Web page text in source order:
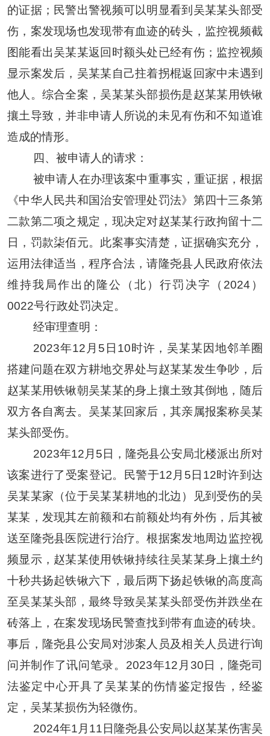
的证据；民警出警视频可以明显看到 吴某某头部受
伤，案发现场也发现带有血迹的砖头，监控视频截
图能看出吴某某返回时额头处已经有伤；监控视频
显示案发后， 吴某某自己拄着拐棍返回家中未遇到
他人。综合全案， 吴某某头部损伤是赵某某用铁锹
攘土导致，并非申请人所说的未见有伤和不知道谁
造成的情形。
四、被申请人的请求：
被申请人在办理该案中重事实，重证据，根据
《中华人民共和国治安管理处罚法》第四十三条第
二款第二项之规定，现决定对赵某某行政拘留十二
日，罚款柒佰元。此案事实清楚，证据确实充分，
运用法律适当，程序合法，请隆尧县人民政府依法
维持我局作出的隆公（北）行罚决字（ 2024）
0022号行政处罚决定。
经审理查明：
2023年12月5日10时许， 吴某某 因地邻羊圈
搭建问题在双方耕地交界处与赵某某发生争吵 ，后
赵某某用铁锹朝吴某某的身上攘土致其倒地，随后
双方各自离去。 吴某某回家后，其亲属报案称吴某
某头部受伤。
2023年12月5日，隆尧县公安局北楼派出所对
该案进行了受案登记。
民警于12月5日12时许到达
吴某某家（位于吴某某耕地的北边）见到受伤的吴
某某 ，发现其左前额和右前额处均有外伤，后其被
送至隆尧县医院进行治疗。根据案发地周边监控视
频显示， 赵某某使用铁锹持续往吴某某身上攘土约
十秒共扬起铁锹六下，最后两下扬起铁锹的高度高
至吴某某头部，最终导致吴某某头部受伤并跌坐在
砖落上，在案发现场民警查找到带有血迹的砖块。
事后，隆尧县公安局对涉案人员及相关人员进行询
问并制作了讯问笔录。 2023年12月30日，隆尧司
法鉴定中心开具了 吴某某的伤情鉴定报告， 经鉴
定， 吴某某损伤为轻微伤。
2024年1月 11 日 隆尧县公安局以赵某某伤害吴